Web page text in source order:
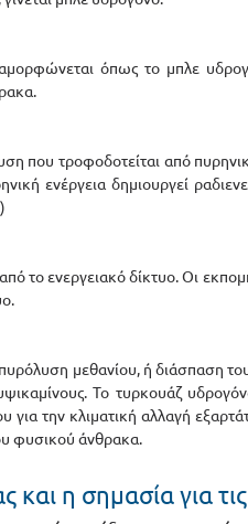
όπως το μπλε
που τροφοδοτείται από
ενέργεια δημιουργεί
το ενεργειακό δίκτυο. Οι
μεθανίου, ή διάσπαση
Το τυρκουάζ
την κλιματική αλλαγή
φυσικού άνθρακα.
η σημασία για τις